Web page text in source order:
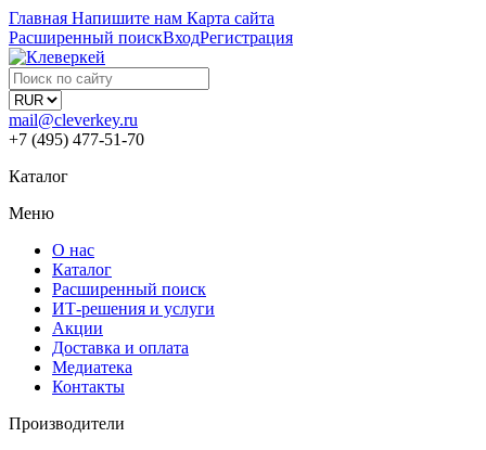
Главная Напишите нам Карта сайта
Расширенный поискВходРегистрация
mail@cleverkey.ru
+7 (495) 477-51-70
Каталог
Меню
О нас
Каталог
Расширенный поиск
ИТ-решения и услуги
Акции
Доставка и оплата
Медиатека
Контакты
Производители